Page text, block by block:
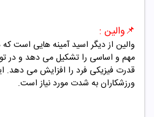
📌والین :
والین از دیگر اسید آمینه هایی است
مهم و اساسی را تشکیل می دهد و در
قدرت فیزیکی فرد را افزایش می دهد.
ورزشکاران به شدت مورد نیاز است.